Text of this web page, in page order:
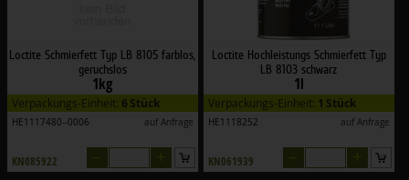
Loctite Schmierfett Typ LB 8105 farblos,
geruchslos
1kg
Verpackungs-Einheit: 6 Stück
HE1117480--0006 auf Anfrage
KN085922
Loctite Hochleistungs Schmierfett Typ
LB 8103 schwarz
1l
Verpackungs-Einheit: 1 Stück
HE1118252 auf Anfrage
KN061939